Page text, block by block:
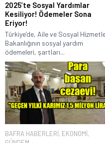
2025’te Sosyal Yardımlar
Kesiliyor! Ödemeler Sona
Eriyor!
Türkiye’de, Aile ve Sosyal
Bakanlığının sosyal yardım
ödemeleri, şartları...
BAFRA HABERLERİ, EKONOMİ,